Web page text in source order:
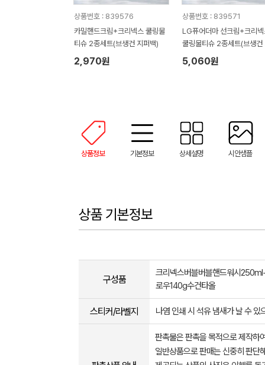
상품번호 : 839576
카밀핸드크림+크리넥스 쿨링물
티슈 2종세트(브생건 지퍼백)
2,970원
상품번호 : 839571
LG퓨어더마 선크림+크리넥
쿨링물티슈 2종세트(브생건
퍼백)
5,060원
상품정보 기본정보 상세설명 시안샘플
상품 기본정보
구성품
크리넥스버블버블핸드워시
로우140g수건타올
스티커/라벨지 나염 인쇄 시 석유 냄새가 날 수 있
판촉물은 판촉을 목적으로 제작하
일반상품으로 판매는 신중히 판단